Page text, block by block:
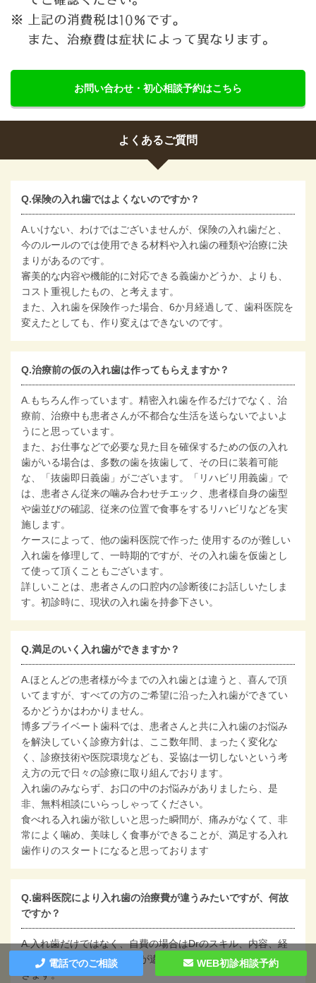
お問い合わせ・初心相談予約はこちら
よくあるご質問
Q.保険の入れ歯ではよくないのですか？
A.いけない、わけではございませんが、保険の入れ歯だと、
今のルールのでは使用できる材料や入れ歯の種類や治療に決
まりがあるのです。
審美的な内容や機能的に対応できる義歯かどうか、よりも、
コスト重視したもの、と考えます。
また、入れ歯を保険作った場合、6か月経過して、歯科医院を
変えたとしても、作り変えはできないのです。
Q.治療前の仮の入れ歯は作ってもらえますか？
A.もちろん作っています。精密入れ歯を作るだけでなく、治
療前、治療中も患者さんが不都合な生活を送らないでよいよ
うにと思っています。
また、お仕事などで必要な見た目を確保するための仮の入れ
歯がいる場合は、多数の歯を抜歯して、その日に装着可能
な、「抜歯即日義歯」がございます。「リハビリ用義歯」で
は、患者さん従来の噛み合わせチエック、患者様自身の歯型
や歯並びの確認、従来の位置で食事をするリハビリなどを実
施します。
ケースによって、他の歯科医院で作った 使用するのが難しい
入れ歯を修理して、一時期的ですが、その入れ歯を仮歯とし
て使って頂くこともございます。
詳しいことは、患者さんの口腔内の診断後にお話しいたしま
す。初診時に、現状の入れ歯を持参下さい。
Q.満足のいく入れ歯ができますか？
A.ほとんどの患者様が今までの入れ歯とは違うと、喜んで頂
いてますが、すべての方のご希望に沿った入れ歯ができてい
るかどうかはわかりません。
博多プライベート歯科では、患者さんと共に入れ歯のお悩み
を解決していく診療方針は、ここ数年間、まったく変化な
く、診療技術や医院環境なども、妥協は一切しないという考
え方の元で日々の診療に取り組んでおります。
入れ歯のみならず、お口の中のお悩みがありましたら、是
非、無料相談にいらっしゃってください。
食べれる入れ歯が欲しいと思った瞬間が、痛みがなくて、非
常によく噛め、美味しく食事ができることが、満足する入れ
歯作りのスタートになると思っております
Q.歯科医院により入れ歯の治療費が違うみたいですが、何故
ですか？
A.入れ歯だけではなく、自費の場合はDrのスキル、内容、経
験、さらに歯科医院の方針が違うため、当然治療費も違って
きます。
電話でのご相談 WEB初診相談予約